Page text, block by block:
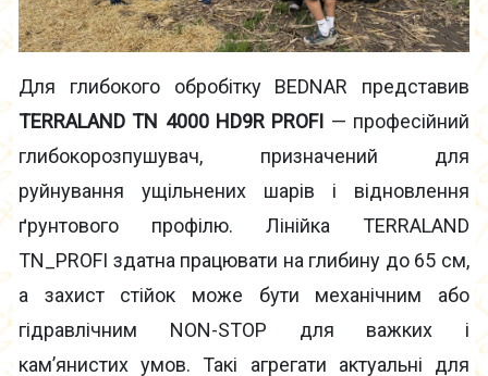
Для глибокого обробітку BEDNAR представив
TERRALAND TN 4000 HD9R PROFI — професійний
глибокорозпушувач, призначений для
руйнування ущільнених шарів і відновлення
ґрунтового профілю. Лінійка TERRALAND
TN_PROFI здатна працювати на глибину до 65 см,
а захист стійок може бути механічним або
гідравлічним NON-STOP для важких і
кам’янистих умов. Такі агрегати актуальні для